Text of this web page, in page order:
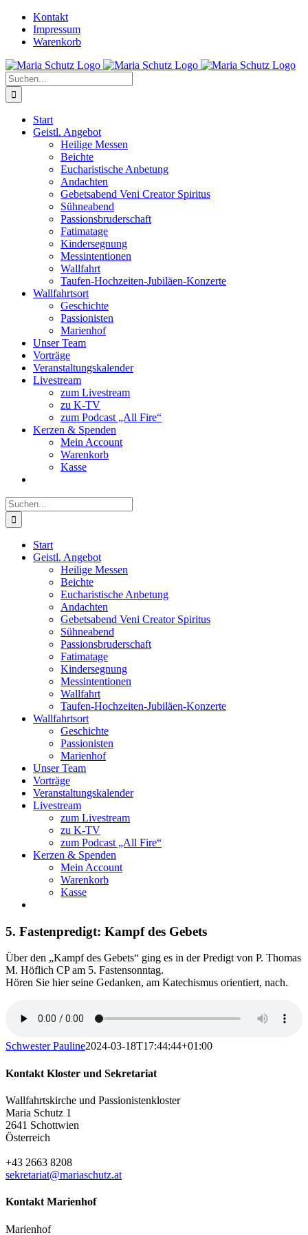
Zum
Inhalt
springen
YouTube
InstagramKontakt
Impressum
Warenkorb
Suche
nach:
Start
Geistl. Angebot
Heilige Messen
Beichte
Eucharistische Anbetung
Andachten
Gebetsabend Veni Creator Spiritus
Sühneabend
Passionsbruderschaft
Fatimatage
Kindersegnung
Messintentionen
Wallfahrt
Taufen-Hochzeiten-Jubiläen-Konzerte
Wallfahrtsort
Geschichte
Passionisten
Marienhof
Unser Team
Vorträge
Veranstaltungskalender
Livestream
zum Livestream
zu K-TV
zum Podcast „All Fire“
Kerzen & Spenden
Mein Account
Warenkorb
Kasse
Suche
nach:
Start
Geistl. Angebot
Heilige Messen
Beichte
Eucharistische Anbetung
Andachten
Gebetsabend Veni Creator Spiritus
Sühneabend
Passionsbruderschaft
Fatimatage
Kindersegnung
Messintentionen
Wallfahrt
Taufen-Hochzeiten-Jubiläen-Konzerte
Wallfahrtsort
Geschichte
Passionisten
Marienhof
Unser Team
Vorträge
Veranstaltungskalender
Livestream
zum Livestream
zu K-TV
zum Podcast „All Fire“
Kerzen & Spenden
Mein Account
Warenkorb
Kasse
5. Fastenpredigt: Kampf des Gebets
Über den „Kampf des Gebets“ ging es in der Predigt von P. Thomas
M. Höflich CP am 5. Fastensonntag.
Hören Sie hier seine Gedanken, am Katechismus orientiert, nach.
Schwester Pauline2024-03-18T17:44:44+01:00
Kontakt Kloster und Sekretariat
Wallfahrtskirche und Passionistenkloster
Maria Schutz 1
2641 Schottwien
Österreich
+43 2663 8208
sekretariat@mariaschutz.at
Kontakt Marienhof
Marienhof